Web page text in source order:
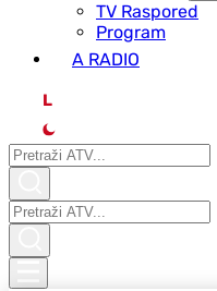
ТV Raspored
Program
A RADIO
L